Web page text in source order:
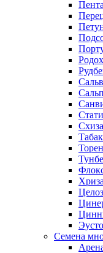
Табак
Семена